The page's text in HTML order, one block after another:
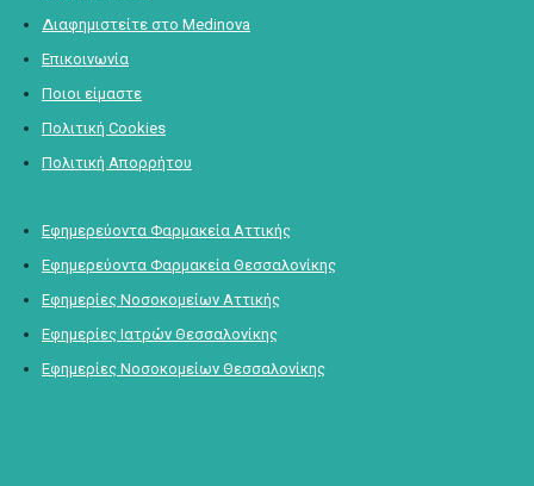
Διαφημιστείτε στο Medinova
Επικοινωνία
Ποιοι είμαστε
Πολιτική Cookies
Πολιτική Απορρήτου
Εφημερεύοντα Φαρμακεία Αττικής
Εφημερεύοντα Φαρμακεία Θεσσαλονίκης
Εφημερίες Νοσοκομείων Αττικής
Εφημερίες Ιατρών Θεσσαλονίκης
Εφημερίες Νοσοκομείων Θεσσαλονίκης